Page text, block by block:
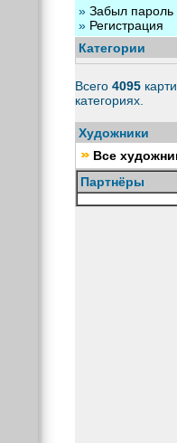
» Забыл пароль
» Регистрация
Категории
Всего 4095
категориях.
Художники
Все
Партнёры